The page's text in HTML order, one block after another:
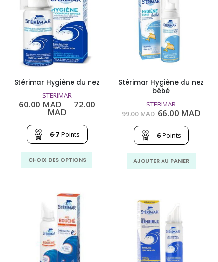
Stérimar Hygiène du nez
STERIMAR
60.00 MAD – 72.00
MAD
prix :
60.00
MAD
à
72.00
MAD
6-7 Points
CHOIX DES OPTIONS
produit
Stérimar Hygiène du nez
bébé
STERIMAR
99.00MAD Le
initial
était :
99.00
MAD.
66.00 MAD
6 Points
AJOUTER AU PANIER